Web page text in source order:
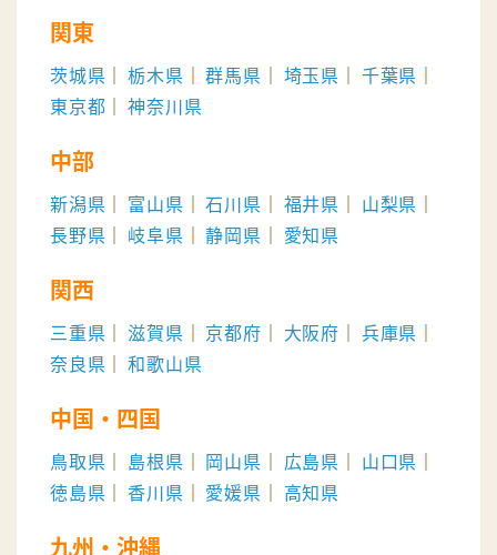
関東
茨城県 栃木県 群馬県 埼玉県
千葉県
東京都
神奈川県
中部
新潟県 富山県 石川県 福井県
山梨県
長野県
岐阜県 静岡県 愛知県
関西
三重県 滋賀県 京都府 大阪府
兵庫県
奈良県
和歌山県
中国・四国
鳥取県 島根県 岡山県 広島県
山口県
徳島県
香川県 愛媛県 高知県
九州・沖縄